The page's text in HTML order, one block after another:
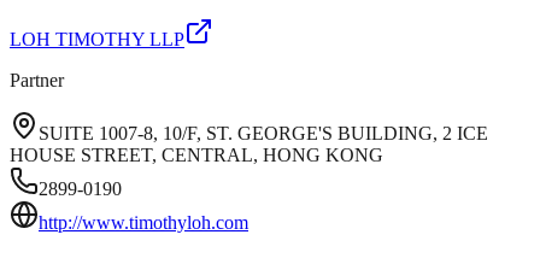
LOH TIMOTHY LLP
Partner
SUITE 1007-8, 10/F, ST. GEORGE'S BUILDING, 2 ICE
HOUSE STREET, CENTRAL, HONG KONG
2899-0190
http://www.timothyloh.com